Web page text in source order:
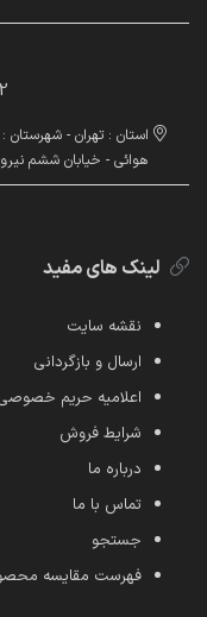
استان : تهران -
هوائی - خیابان ششم نیروی هوایی -
لینک های مفید
نقشه سایت
ارسال و بازگردانی
اعلامیه حریم
شرایط فروش
درباره ما
تماس با ما
جستجو
فهرست مقایسه